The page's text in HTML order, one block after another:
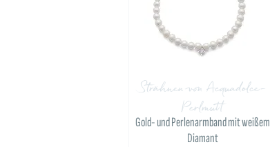
Strähnen von Acquadolce-
Perlmutt
Gold- und Perlenarmband mit weißem
Diamant